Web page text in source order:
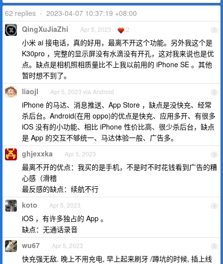
62 replies • 2023-04-07 10:37:19 +08:00
1
QingXuJiaZhi Apr 5, 2023 2
小米 ai 接电话，真的好用，最离不开这个功能。另外我这个是
K30pro ，完整的显示屏没有水滴没有开孔，这对我来说也是优
点。缺点是相机照相质量比不上我以前用的 iPhone SE 。其他
暂时想不到了。
2
liaojl Apr 5, 2023 via Android
iPhone 的马达、消息推送、App Store ，缺点是没快充、经常
杀后台。Android(在用 oppo)的优点是快充、应用多开、有很多
iOS 没有的小功能、相比 iPhone 性价比高、很少杀后台，缺点
是 App 的交互不够统一、马达体验一般、广告多。
3
ghjexxka Apr 5, 2023
最离不开的优点：我买的是手机，不是时不时花钱看到广告的糟
心感（滑稽
最反感的缺点：续航不行
4
koto Apr 5, 2023
iOS ，有许多独占的 App 。
缺点：无通话录音
5
wu67 Apr 5, 2023
快充强无敌. 晚上不用充电, 早上起来刷牙 /蹲坑的时候, 插上线